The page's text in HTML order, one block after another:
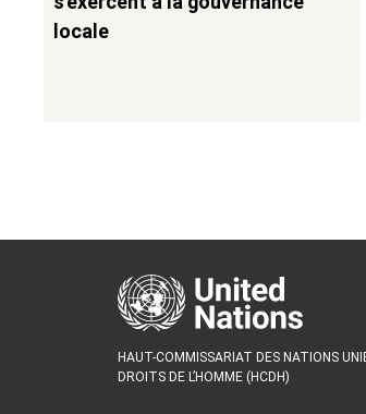
locale
HAUT-COMMISSARIAT DES NATIONS
DROITS DE L’HOMME (HCDH)